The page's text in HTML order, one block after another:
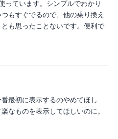
っています。シンプルでわかり
もすぐでるので、他の乗り換え
も思ったことないです。便利で
最初に表示するのやめてほし
なものを表示してほしいのに。